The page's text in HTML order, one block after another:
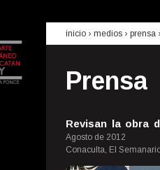
inicio › medios › prensa
Prensa
Revisan la obra
Agosto de 2012
Conaculta, El